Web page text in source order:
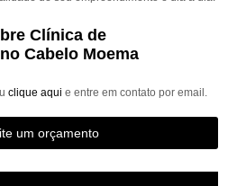
Clínica de
Cabelo Moema
clique aqui e entre em contato por email.
um orçamento